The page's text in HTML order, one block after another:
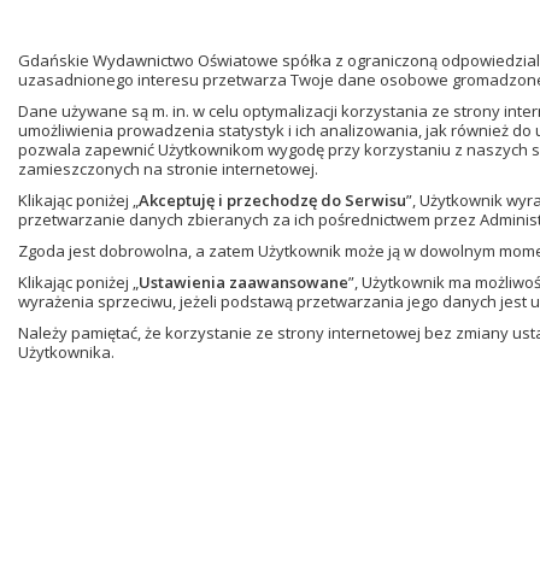
Gdańskie Wydawnictwo Oświatowe spółka z ograniczoną
uzasadnionego interesu przetwarza Twoje dane osobowe
Dane używane są m. in. w celu optymalizacji korzystania ze strony
umożliwienia prowadzenia statystyk i ich analizowania, jak również
pozwala zapewnić Użytkownikom wygodę przy korzystaniu z
zamieszczonych na stronie internetowej.
Klikając poniżej „Akceptuję i przechodzę do Serwisu”, Użytkownik
przetwarzanie danych zbieranych za ich pośrednictwem przez
Zgoda jest dobrowolna, a zatem Użytkownik może ją w dowolnym
Klikając poniżej „Ustawienia zaawansowane”, Użytkownik ma
wyrażenia sprzeciwu, jeżeli podstawą przetwarzania jego danych jest
Należy pamiętać, że korzystanie ze strony internetowej bez zmiany
Użytkownika.